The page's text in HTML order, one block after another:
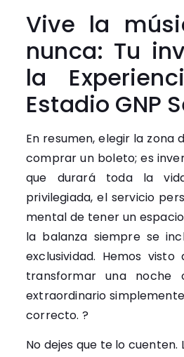
Vive la
nunca: Tu
la
Estadio GNP
En resumen, elegir la zona
comprar un boleto; es
que durará toda la
privilegiada, el servicio
mental de tener un
la balanza siempre se
exclusividad. Hemos
transformar una noche
extraordinario
correcto. ?
No dejes que te lo cuenten.